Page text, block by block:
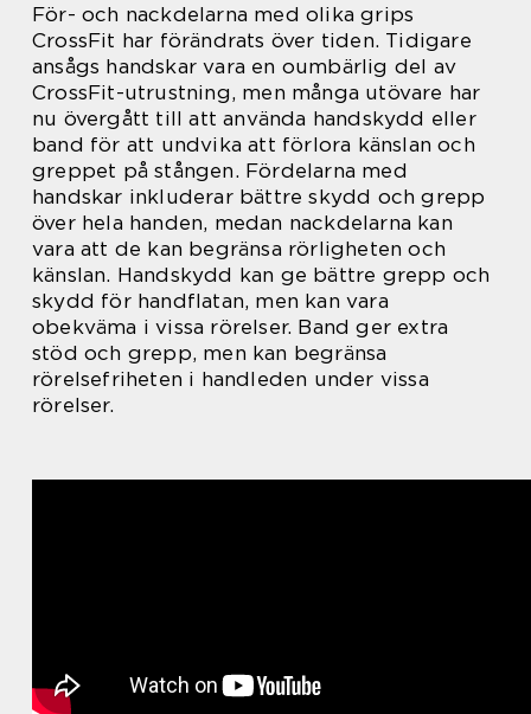
För- och nackdelarna med olika grips
CrossFit har förändrats över tiden. Tidigare
ansågs handskar vara en oumbärlig del av
CrossFit-utrustning, men många utövare har
nu övergått till att använda handskydd eller
band för att undvika att förlora känslan och
greppet på stången. Fördelarna med
handskar inkluderar bättre skydd och grepp
över hela handen, medan nackdelarna kan
vara att de kan begränsa rörligheten och
känslan. Handskydd kan ge bättre grepp och
skydd för handflatan, men kan vara
obekväma i vissa rörelser. Band ger extra
stöd och grepp, men kan begränsa
rörelsefriheten i handleden under vissa
rörelser.